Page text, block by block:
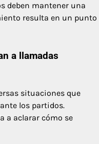
deben mantener una
resulta en un punto
a llamadas
situaciones que
los partidos.
a aclarar cómo se